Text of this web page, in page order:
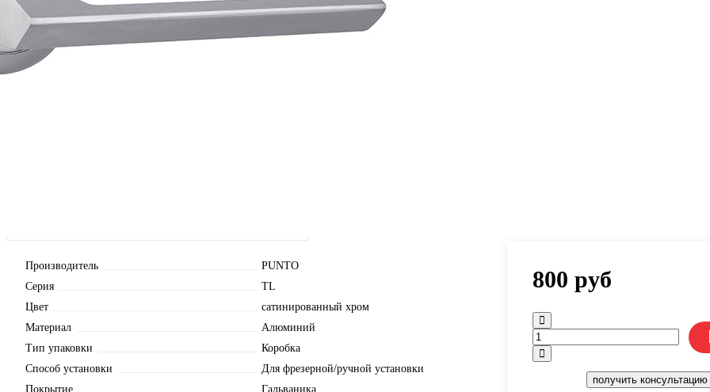
Производитель
PUNTO
Серия
TL
Цвет
сатинированный хром
Материал
Алюминий
Тип упаковки
Коробка
Способ установки
Для фрезерной/ручной установки
Покрытие
Гальваника
800 руб
получить консультацию